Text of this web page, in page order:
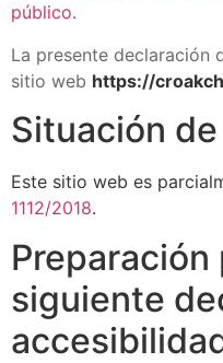
público.
La presente declaración
sitio web https://
Situación
Este sitio web es
1112/2018.
Preparación
siguiente